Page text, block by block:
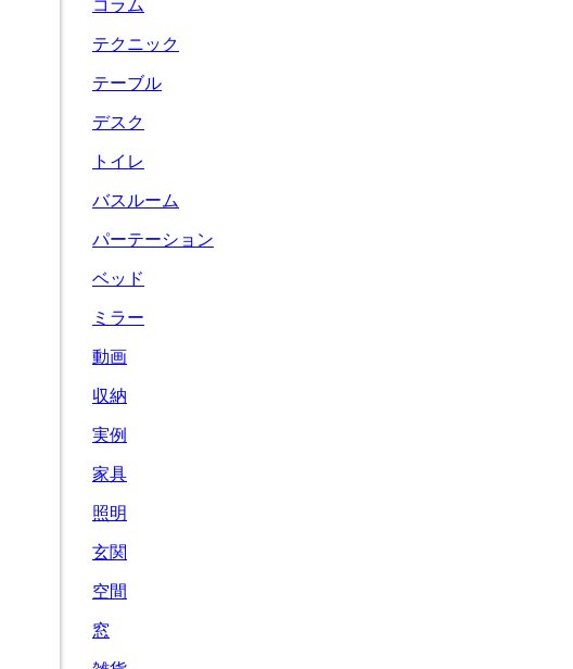
コラム
テクニック
テーブル
デスク
トイレ
バスルーム
パーテーション
ベッド
ミラー
動画
収納
実例
家具
照明
玄関
空間
窓